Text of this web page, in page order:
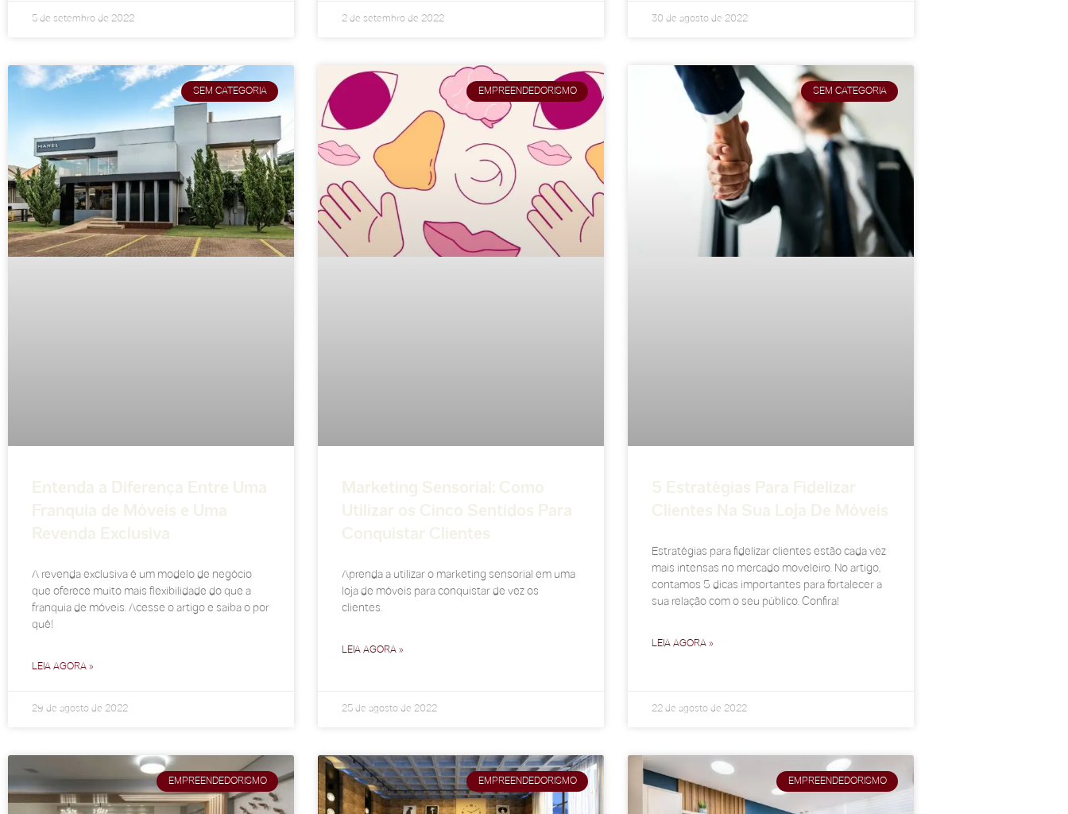
5 de setembro de 2022 2 de setembro de 2022 30 de agosto de 2022
SEM CATEGORIA
Entenda a Diferença Entre Uma
Franquia de Móveis e Uma
Revenda Exclusiva
A revenda exclusiva é um modelo de negócio
que oferece muito mais flexibilidade do que a
franquia de móveis. Acesse o artigo e saiba o por
quê!
LEIA AGORA »
29 de agosto de 2022
EMPREENDEDORISMO
Marketing Sensorial: Como
Utilizar os Cinco Sentidos Para
Conquistar Clientes
Aprenda a utilizar o marketing sensorial em uma
loja de móveis para conquistar de vez os
clientes.
LEIA AGORA »
25 de agosto de 2022
SEM CATEGORIA
5 Estratégias Para Fidelizar
Clientes Na Sua Loja De Móveis
Estratégias para fidelizar clientes estão cada vez
mais intensas no mercado moveleiro. No artigo,
contamos 5 dicas importantes para fortalecer a
sua relação com o seu público. Confira!
LEIA AGORA »
22 de agosto de 2022
EMPREENDEDORISMO EMPREENDEDORISMO EMPREENDEDORISMO